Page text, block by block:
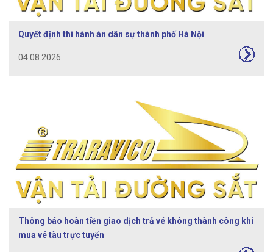
Quyết định thi hành án dân sự thành phố Hà Nội
04.08.2026
Thông báo hoàn tiền giao dịch trả vé không thành công khi
mua vé tàu trực tuyến